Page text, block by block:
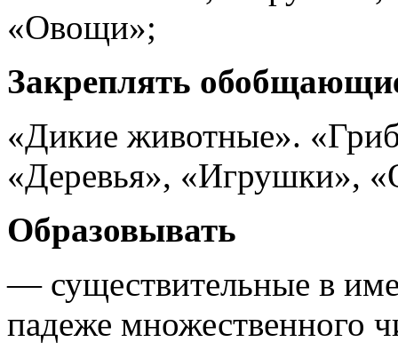
«Овощи»;
Закреплять
«Дикие животные».
«Деревья», «Игрушки»,
Образовывать
— существительные в
падеже множественного